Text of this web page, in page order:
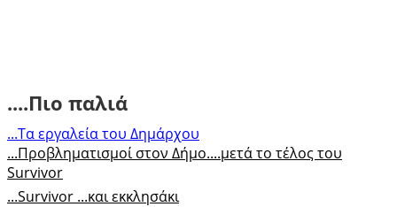
....Πιο παλιά
...Τα εργαλεία του Δημάρχου
...Προβληματισμοί στον Δήμο....μετά το τέλος του
Survivor
...Survivor ...και εκκλησάκι